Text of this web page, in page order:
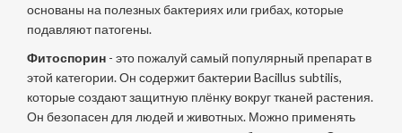
основаны на полезных бактериях или грибах, которые
подавляют патогены.
Фитоспорин- это пожалуй самый популярный препарат в
этой категории.Он содержит бактерии Bacillus subtilis,
которые создают защитную плёнку вокруг тканей растения.
Он безопасен для людей и животных. Можно применять